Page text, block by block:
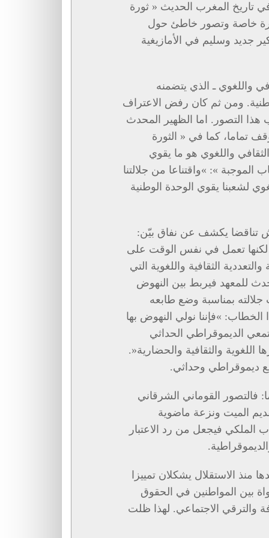
في تاريخ المغرب الحديث « ثورة
خاصة وتصور خاطئ حول
جديد وسليم في الأمازيغية
واللغوي ـ الذي يتضمنه
ومن ثم كان رفض الاعتراف
هذا التصور. اما الظهير المحدث
تماما، كما في « الثورة
واللغوي هو ما يقوي
الموجبة »: »واقتناعا من جلالتنا
لشعبنا يقوي الوحدة الوطنية
تناقضا يكشف عن نفاق بيّن:
لكنها تعمل في نفس الوقت على
الثقافية واللغوية التي
للمعهد فيربط بين النهوض
جلالته بمناسبة وضع طابعه
»فإننا نولي النهوض بها
الديموقراطي الحداثي
اللغوية والثقافية والحضارية«.
ديموقراطي وحداثي.
فالتصور القوماني الشرقاني
الميت ونزعة ماضوية
الملكي فيجعل من رد الاعتبار
منذ الاستقلال يشكلان تمييزا
بين المواطنين في الحقوق
والترقي الاجتماعي. لهذا ظلت